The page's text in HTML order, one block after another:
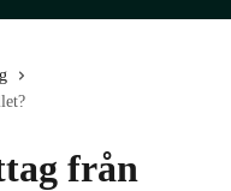
från